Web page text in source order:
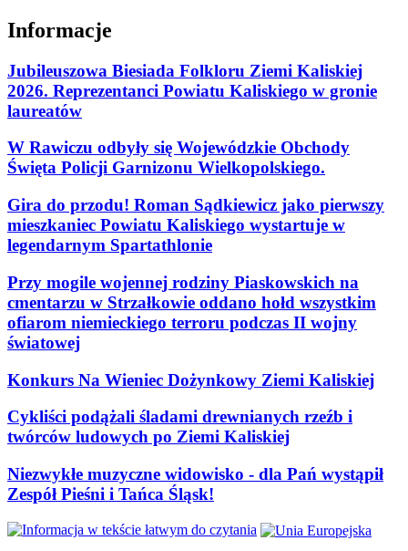
Informacje
Jubileuszowa Biesiada Folkloru Ziemi Kaliskiej
2026. Reprezentanci Powiatu Kaliskiego w gronie
laureatów
W Rawiczu odbyły się Wojewódzkie Obchody
Święta Policji Garnizonu Wielkopolskiego.
Gira do przodu! Roman Sądkiewicz jako pierwszy
mieszkaniec Powiatu Kaliskiego wystartuje w
legendarnym Spartathlonie
Przy mogile wojennej rodziny Piaskowskich na
cmentarzu w Strzałkowie oddano hołd wszystkim
ofiarom niemieckiego terroru podczas II wojny
światowej
Konkurs Na Wieniec Dożynkowy Ziemi Kaliskiej
Cykliści podążali śladami drewnianych rzeźb i
twórców ludowych po Ziemi Kaliskiej
Niezwykłe muzyczne widowisko - dla Pań wystąpił
Zespół Pieśni i Tańca Śląsk!